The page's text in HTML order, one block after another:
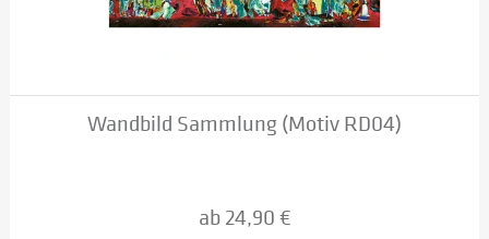
Wandbild Sammlung (Motiv RD04)
ab 24,90 €